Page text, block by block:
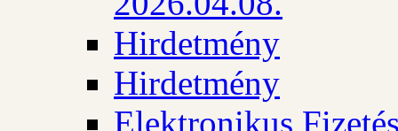
Hirdetmény
Hirdetmény
Elektronikus